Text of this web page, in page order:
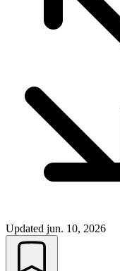
Updated jun. 10, 2026